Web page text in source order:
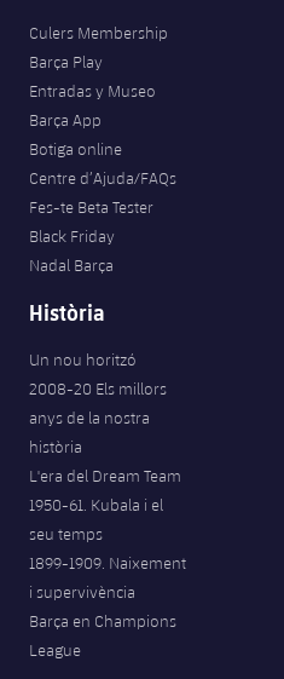
Culers Membership
Barça Play
Entradas y Museo
Barça App
Botiga online
Centre d’Ajuda/FAQs
Fes-te Beta Tester
Black Friday
Nadal Barça
Història
Un nou horitzó
2008-20 Els millors
anys de la nostra
història
L'era del Dream Team
1950-61. Kubala i el
seu temps
1899-1909. Naixement
i supervivència
Barça en Champions
League